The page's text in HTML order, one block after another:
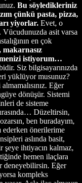
Bu söyledikleriniz
çünkü pasta, pizza,
yiyorlar. Evet, o
asit varsa
en çok
makarnasız
istiyorum…
Siz bilgisayarınızda
yüklüyor musunuz?
Eğer
dönüşür. Sistemi
de sisteme
Düzeltirsin,
ben buradayım,
ederken önerilerime
aslında basit,
şeye ihtiyacın kalmaz,
hemen ilaçlara
deneyebilirsin. Eğer
kompleks